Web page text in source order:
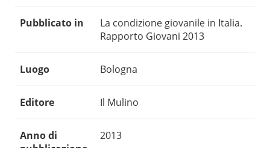
Pubblicato in
La condizione giovanile in Italia.
Rapporto Giovani 2013
Luogo Bologna
Editore Il Mulino
Anno di
2013